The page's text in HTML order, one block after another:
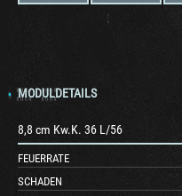
MODULDETAILS
8,8 cm Kw.K. 36 L/56
FEUERRATE
SCHADEN